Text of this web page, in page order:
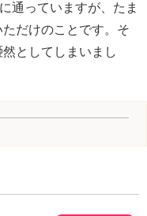
通っていますが、たま
だけのことです。そ
としてしまいまし